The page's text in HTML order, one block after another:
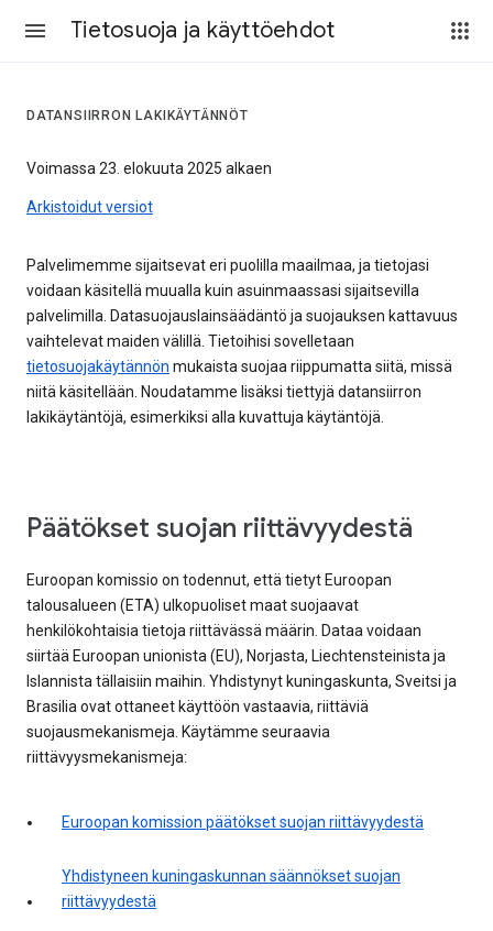
Tietosuoja ja käyttöehdot
DATANSIIRRON LAKIKÄYTÄNNÖT
Voimassa 23. elokuuta 2025 alkaen
Arkistoidut versiot
Palvelimemme sijaitsevat eri puolilla maailmaa, ja tietojasi
voidaan käsitellä muualla kuin asuinmaassasi sijaitsevilla
palvelimilla. Datasuojauslainsäädäntö ja suojauksen kattavuus
vaihtelevat maiden välillä. Tietoihisi sovelletaan
tietosuojakäytännön mukaista suojaa riippumatta siitä, missä
niitä käsitellään. Noudatamme lisäksi tiettyjä datansiirron
lakikäytäntöjä, esimerkiksi alla kuvattuja käytäntöjä.
Päätökset suojan riittävyydestä
Euroopan komissio on todennut, että tietyt Euroopan
talousalueen (ETA) ulkopuoliset maat suojaavat
henkilökohtaisia tietoja riittävässä määrin. Dataa voidaan
siirtää Euroopan unionista (EU), Norjasta, Liechtensteinista ja
Islannista tällaisiin maihin. Yhdistynyt kuningaskunta, Sveitsi ja
Brasilia ovat ottaneet käyttöön vastaavia, riittäviä
suojausmekanismeja. Käytämme seuraavia
riittävyysmekanismeja:
Euroopan komission päätökset suojan riittävyydestä
Yhdistyneen kuningaskunnan säännökset suojan
riittävyydestä